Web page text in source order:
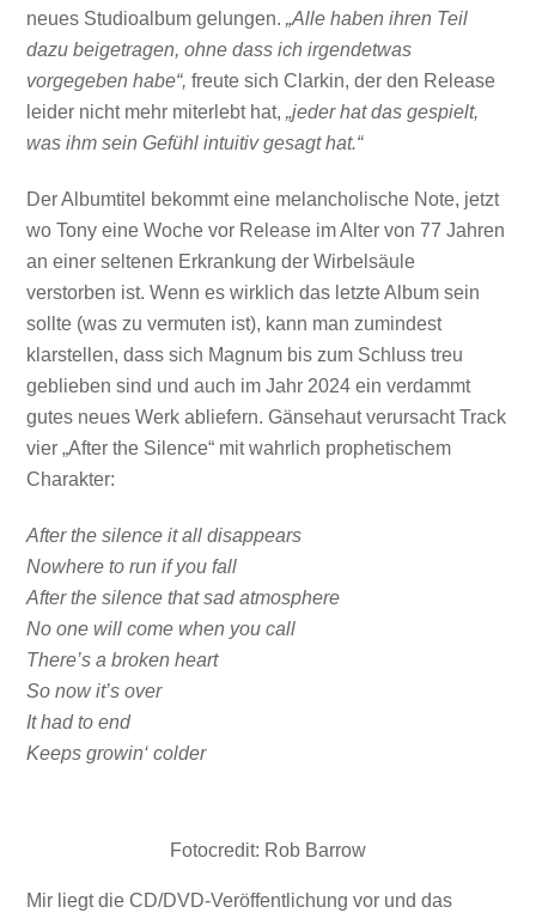
neues Studioalbum gelungen.„Alle haben ihren Teil
dazu beigetragen, ohne dass ich irgendetwas
vorgegeben habe“, freute sich Clarkin, der den Release
leider nicht mehr miterlebt hat,„jeder hat das gespielt,
was ihm sein Gefühl intuitiv gesagt hat.“
Der Albumtitel bekommt eine melancholische Note, jetzt
wo Tony eine Woche vor Release im Alter von 77 Jahren
an einer seltenen Erkrankung der Wirbelsäule
verstorben ist. Wenn es wirklich das letzte Album sein
sollte (was zu vermuten ist), kann man zumindest
klarstellen, dass sich Magnum bis zum Schluss treu
geblieben sind und auch im Jahr 2024 ein verdammt
gutes neues Werk abliefern. Gänsehaut verursacht Track
vier „After the Silence“ mit wahrlich prophetischem
Charakter:
After the silence it all disappears
Nowhere to run if you fall
After the silence that sad atmosphere
No one will come when you call
There’s a broken heart
So now it’s over
It had to end
Keeps growin‘ colder
Fotocredit: Rob Barrow
Mir liegt die CD/DVD-Veröffentlichung vor und das